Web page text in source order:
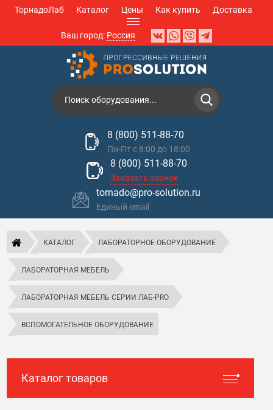
ТорнадоЛаб Каталог Цены Как купить Доставка
Ваш город: Россия
8 (800) 511-88-70
Пн-Пт с 8:00 до 18:00
8 (800) 511-88-70
Заказать звонок
tornado@pro-solution.ru
Единый email
КАТАЛОГ ЛАБОРАТОРНОЕ ОБОРУДОВАНИЕ
ЛАБОРАТОРНАЯ МЕБЕЛЬ
ЛАБОРАТОРНАЯ МЕБЕЛЬ СЕРИИ ЛАБ-PRO
ВСПОМОГАТЕЛЬНОЕ ОБОРУДОВАНИЕ
Каталог товаров